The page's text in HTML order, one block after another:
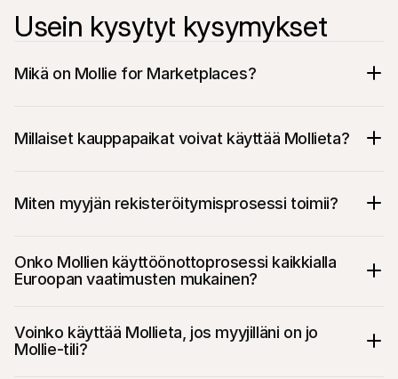
Usein kysytyt kysymykset
Mikä on Mollie for Marketplaces?
Millaiset kauppapaikat voivat käyttää Mollieta?
Miten myyjän rekisteröitymisprosessi toimii?
Onko Mollien käyttöönottoprosessi kaikkialla
Euroopan vaatimusten mukainen?
Voinko käyttää Mollieta, jos myyjilläni on jo
Mollie-tili?